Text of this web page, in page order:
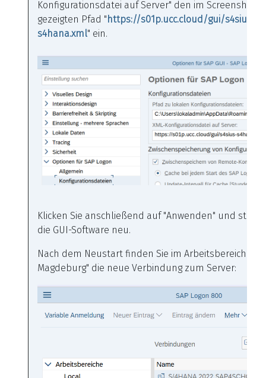
Konfigurationsdatei auf Server" den im Screenshot
gezeigten Pfad " https://s01p.ucc.cloud/gui/s4sius-
s4hana.xml" ein.
Klicken Sie anschließend auf "Anwenden" und
die GUI-Software neu.
Nach dem Neustart finden Sie im Arbeitsbereich
Magdeburg" die neue Verbindung zum Server: